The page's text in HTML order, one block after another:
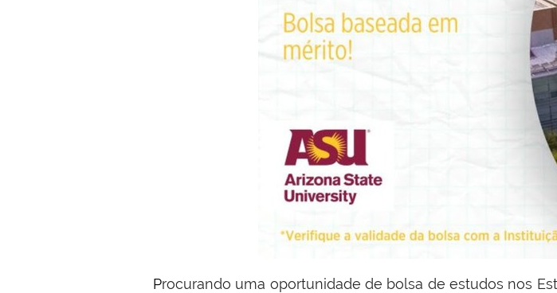
Procurando uma oportunidade de bolsa de estudos nos Estados Unidos? Sua busca pode ter acabado! A Arizona